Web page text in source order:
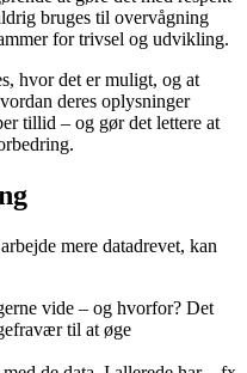
bruges til overvågning
for trivsel og udvikling.
hvor det er muligt, og at
deres oplysninger
tillid – og gør det lettere at
mere datadrevet, kan
vide – og hvorfor? Det
til at øge